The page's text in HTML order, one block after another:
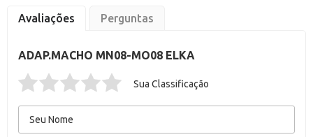
Avaliações Perguntas
ADAP.MACHO MN08-MO08 ELKA
Sua Classificação